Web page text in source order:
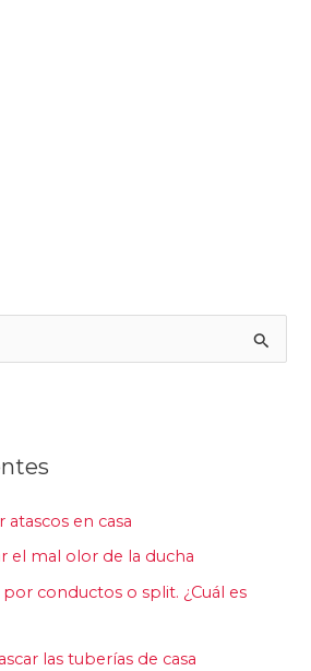
atascos en casa
el mal olor de la ducha
conductos o split. ¿Cuál es
las tuberías de casa